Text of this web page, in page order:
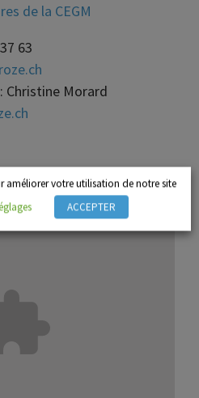
de la CEGM
63
Christine Morard
améliorer votre utilisation de notre site
ACCEPTER